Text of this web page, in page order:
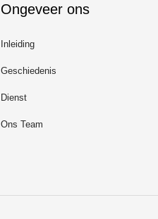
Ongeveer ons
Inleiding
Geschiedenis
Dienst
Ons Team